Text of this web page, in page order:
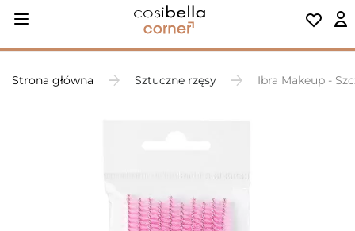
Strona główna Sztuczne rzęsy Ibra Makeup -